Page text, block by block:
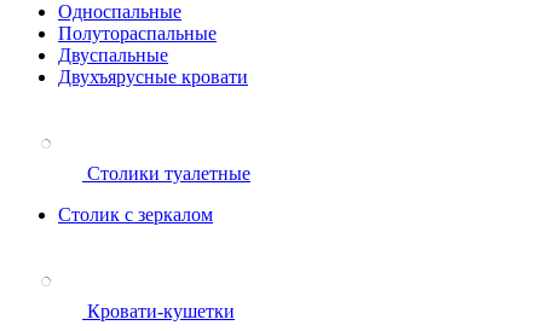
Односпальные
Полутораспальные
Двуспальные
Двухъярусные кровати
Столики туалетные
Столик с зеркалом
Кровати-кушетки